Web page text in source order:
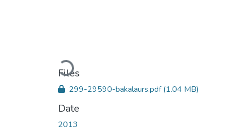
Loading...
Files
299-29590-bakalaurs.pdf(1.04 MB)
Date
2013